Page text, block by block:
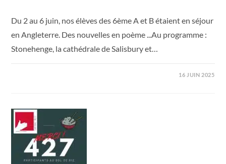
Du 2 au 6 juin, nos élèves des 6ème A et B étaient en séjour
en Angleterre. Des nouvelles en poème ...Au programme :
Stonehenge, la cathédrale de Salisbury et…
16 JUIN 2025